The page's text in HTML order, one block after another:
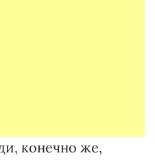
конечно же,